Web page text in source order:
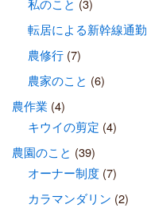
私のこと (3)
転居による新幹線通勤
農修行(7)
農家のこと (6)
農作業 (4)
キウイの剪定 (4)
農園のこと (39)
オーナー制度(7)
カラマンダリン (2)